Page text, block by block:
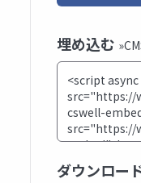
埋め込む
ダウンロー